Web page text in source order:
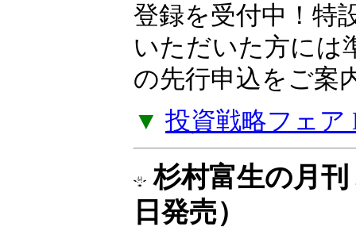
EXPO2026」（大
登録を受付中！特
いただいた方には
の先行申込をご案
▼ 投資戦略フェア
杉村富生の月